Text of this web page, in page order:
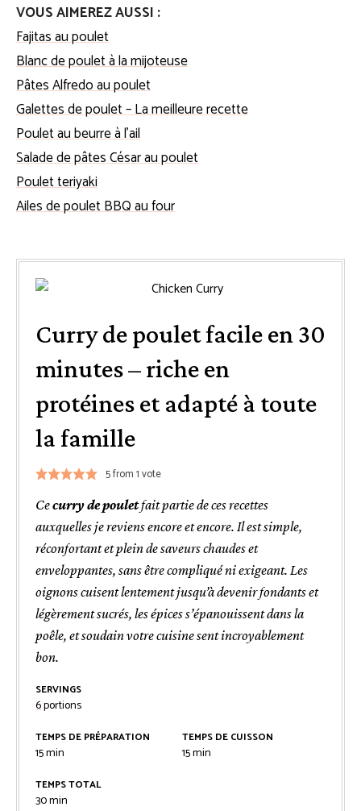
VOUS AIMEREZ AUSSI :
Fajitas au poulet
Blanc de poulet à la mijoteuse
Pâtes Alfredo au poulet
Galettes de poulet – La meilleure recette
Poulet au beurre à l’ail
Salade de pâtes César au poulet
Poulet teriyaki
Ailes de poulet BBQ au four
Curry de poulet facile en 30
minutes – riche en
protéines et adapté à toute
la famille
5from 1 vote
Cecurry de pouletfait partie de ces recettes
auxquelles je reviens encore et encore. Il est simple,
réconfortant et plein de saveurs chaudes et
enveloppantes, sans être compliqué ni exigeant. Les
oignons cuisent lentement jusqu’à devenir fondants et
légèrement sucrés, les épices s’épanouissent dans la
poêle, et soudain votre cuisine sent incroyablement
bon.
SERVINGS
6portions
TEMPS DE PRÉPARATION
15minutes
min
TEMPS DE CUISSON
15minutes
min
TEMPS TOTAL
30minutes
min